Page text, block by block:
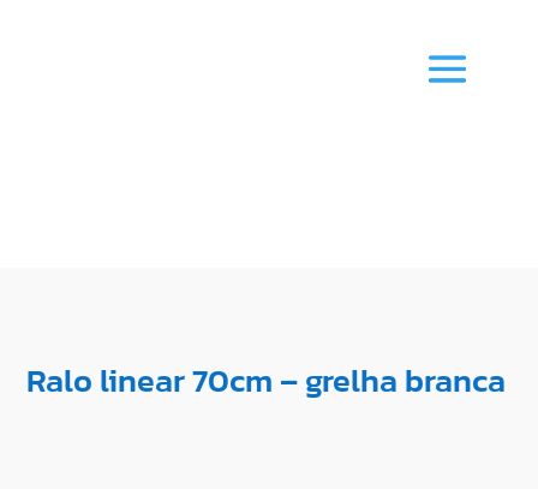
Ralo linear 70cm – grelha branca